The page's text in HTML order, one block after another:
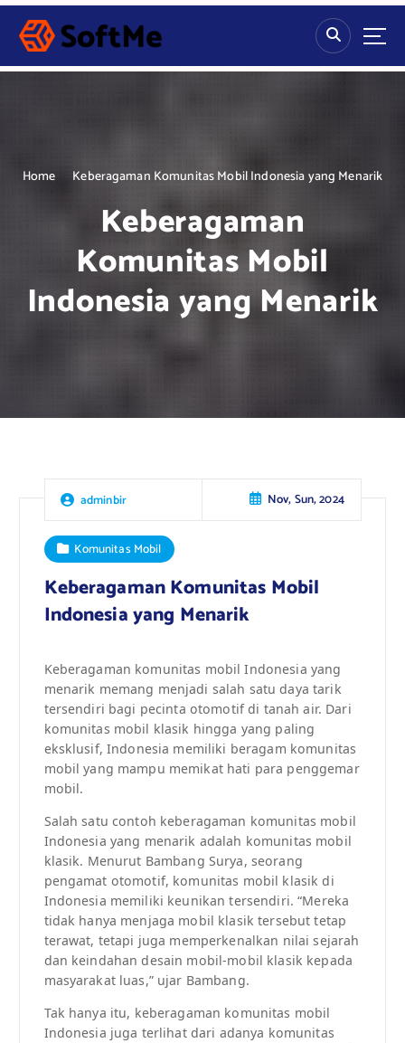
S
p
Home Keberagaman Komunitas Mobil Indonesia yang Menarik
Keberagaman
Komunitas Mobil
Indonesia yang Menarik
adminbir Nov, Sun, 2024
Komunitas Mobil
Keberagaman Komunitas Mobil
Indonesia yang Menarik
Keberagaman komunitas mobil Indonesia yang
menarik memang menjadi salah satu daya tarik
tersendiri bagi pecinta otomotif di tanah air. Dari
komunitas mobil klasik hingga yang paling
eksklusif, Indonesia memiliki beragam komunitas
mobil yang mampu memikat hati para penggemar
mobil.
Salah satu contoh keberagaman komunitas mobil
Indonesia yang menarik adalah komunitas mobil
klasik. Menurut Bambang Surya, seorang
pengamat otomotif, komunitas mobil klasik di
Indonesia memiliki keunikan tersendiri. “Mereka
tidak hanya menjaga mobil klasik tersebut tetap
terawat, tetapi juga memperkenalkan nilai sejarah
dan keindahan desain mobil-mobil klasik kepada
masyarakat luas,” ujar Bambang.
Tak hanya itu, keberagaman komunitas mobil
Indonesia juga terlihat dari adanya komunitas